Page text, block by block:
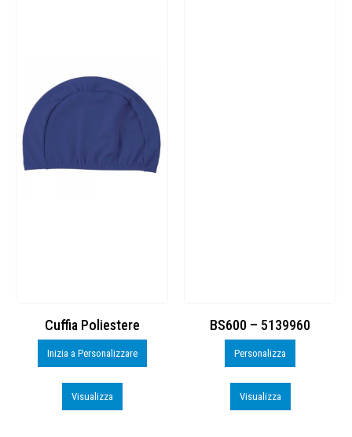
Cuffia Poliestere
Inizia a Personalizzare
Visualizza
BS600 – 5139960
Personalizza
Visualizza